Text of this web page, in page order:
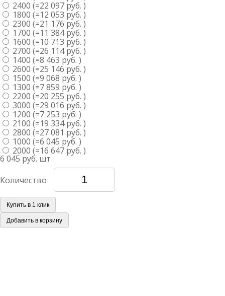
2400 (=22 097 руб. )
1800 (=12 053 руб. )
2300 (=21 176 руб. )
1700 (=11 384 руб. )
1600 (=10 713 руб. )
2700 (=26 114 руб. )
1400 (=8 463 руб. )
2600 (=25 146 руб. )
1500 (=9 068 руб. )
1300 (=7 859 руб. )
2200 (=20 255 руб. )
3000 (=29 016 руб. )
1200 (=7 253 руб. )
2100 (=19 334 руб. )
2800 (=27 081 руб. )
1000 (=6 045 руб. )
2000 (=16 647 руб. )
6 045 руб. шт
Количество
Купить в 1 клик
Добавить в корзину